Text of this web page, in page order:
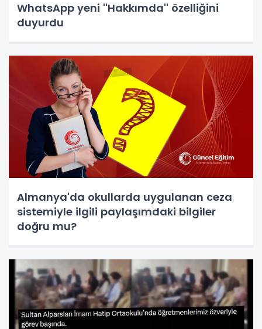
WhatsApp yeni ''Hakkımda'' özelliğini
duyurdu
Almanya'da okullarda uygulanan ceza
sistemiyle ilgili paylaşımdaki bilgiler
doğru mu?